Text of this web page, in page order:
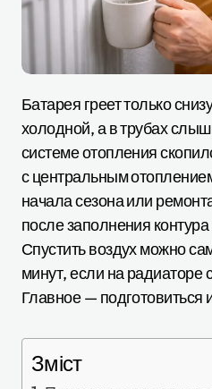
Батарея греет только снизу, сверху остаётся
холодной, а в трубах
системе отопления
с центральным
начала сезона или
после заполнения
Спустить воздух можно
минут, если на радиаторе
Главное — подготовиться
Зміст